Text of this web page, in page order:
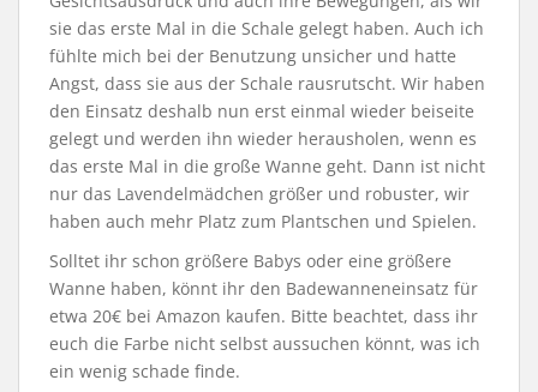
sie das erste Mal in die Schale gelegt haben. Auch ich
fühlte mich bei der Benutzung unsicher und hatte
Angst, dass sie aus der Schale rausrutscht. Wir haben
den Einsatz deshalb nun erst einmal wieder beiseite
gelegt und werden ihn wieder herausholen, wenn es
das erste Mal in die große Wanne geht. Dann ist nicht
nur das Lavendelmädchen größer und robuster, wir
haben auch mehr Platz zum Plantschen und Spielen.
Solltet ihr schon größere Babys oder eine größere
Wanne haben, könnt ihr den Badewanneneinsatz für
etwa 20€ bei Amazon kaufen. Bitte beachtet, dass ihr
euch die Farbe nicht selbst aussuchen könnt, was ich
ein wenig schade finde.